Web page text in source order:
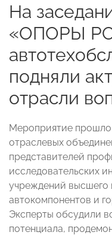
На
«ОПОРЫ
подняли
отрасли
Мероприятие
отраслевых
представителей
исследовательских
учреждений высшего
автокомпонентов и
Эксперты обсудили
потенциала,